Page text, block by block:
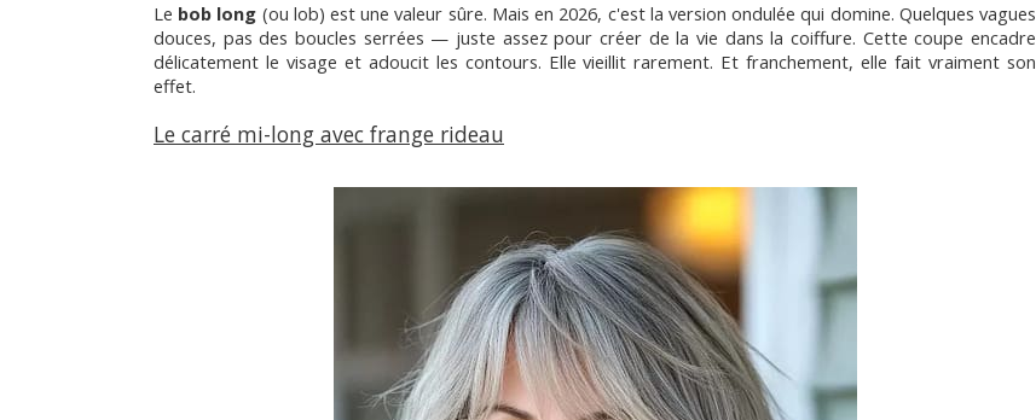
Le bob long (ou lob) est une valeur sûre. Mais en 2026, c'est la version ondulée qui domine. Quelques vagues
douces, pas des boucles serrées — juste assez pour créer de la vie dans la coiffure. Cette coupe encadre
délicatement le visage et adoucit les contours. Elle vieillit rarement. Et franchement, elle fait vraiment son
effet.
Le carré mi-long avec frange rideau